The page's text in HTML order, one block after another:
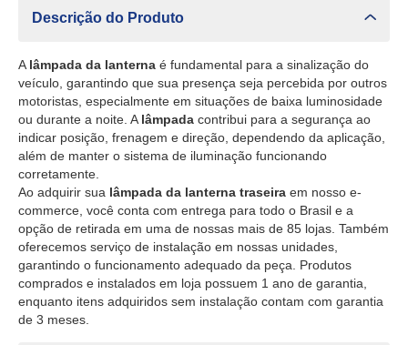
Descrição do Produto
A lâmpada da lanterna é fundamental para a sinalização do
veículo, garantindo que sua presença seja percebida por outros
motoristas, especialmente em situações de baixa luminosidade
ou durante a noite. A lâmpada contribui para a segurança ao
indicar posição, frenagem e direção, dependendo da aplicação,
além de manter o sistema de iluminação funcionando
corretamente.
Ao adquirir sua lâmpada da lanterna traseira em nosso e-
commerce, você conta com entrega para todo o Brasil e a
opção de retirada em uma de nossas mais de 85 lojas. Também
oferecemos serviço de instalação em nossas unidades,
garantindo o funcionamento adequado da peça. Produtos
comprados e instalados em loja possuem 1 ano de garantia,
enquanto itens adquiridos sem instalação contam com garantia
de 3 meses.